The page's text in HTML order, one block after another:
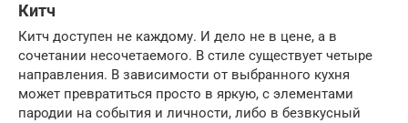
Китч
Китч доступен не каждому. И дело не в цене, а в
сочетании несочетаемого. В стиле существует четыре
направления. В зависимости от выбранного кухня
может превратиться просто в яркую, с элементами
пародии на события и личности, либо в безвкусный